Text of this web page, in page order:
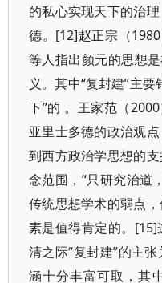
的私心实现天下的治
德。[12]赵正宗（
等人指出颜元的思想
义。其中“复封建”主
下”的 。王家范（
亚里士多德的政治观
到西方政治学思想的
念范围，“只研究治道
传统思想学术的弱点
素是值得肯定的。
清之际“复封建”的主
涵十分丰富可取，其